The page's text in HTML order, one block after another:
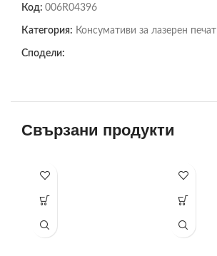
Код: 006R04396
Категория: Консумативи за лазерен печат
Сподели:
Свързани продукти